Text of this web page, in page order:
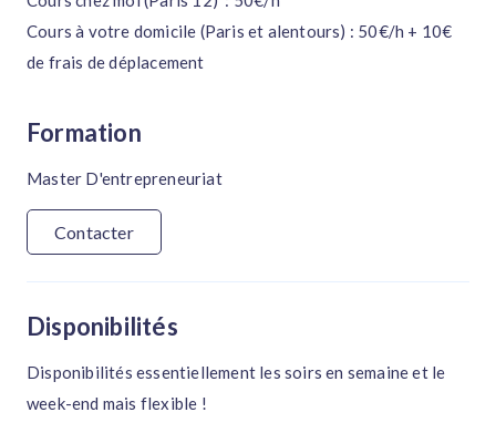
Cours à votre domicile (Paris et alentours) : 50€/h + 10€
de frais de déplacement
Formation
Master D'entrepreneuriat
Contacter
Disponibilités
Disponibilités essentiellement les soirs en semaine et le
week-end mais flexible !